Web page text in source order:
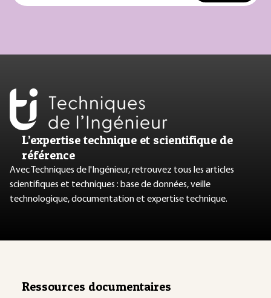
L’expertise technique et scientifique de
référence
Avec Techniques de l'Ingénieur, retrouvez tous les articles
scientifiques et techniques : base de données, veille
technologique, documentation et expertise technique.
Ressources documentaires